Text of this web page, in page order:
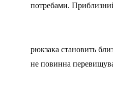
потребами.
рюкзака становить
не повинна